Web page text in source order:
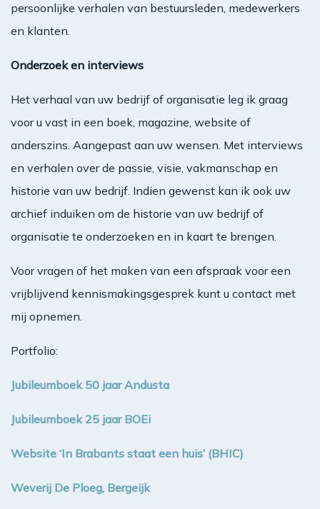
persoonlijke verhalen van bestuursleden, medewerkers
en klanten.
Onderzoek en interviews
Het verhaal van uw bedrijf of organisatie leg ik graag
voor u vast in een boek, magazine, website of
anderszins. Aangepast aan uw wensen. Met interviews
en verhalen over de passie, visie, vakmanschap en
historie van uw bedrijf. Indien gewenst kan ik ook uw
archief induiken om de historie van uw bedrijf of
organisatie te onderzoeken en in kaart te brengen.
Voor vragen of het maken van een afspraak voor een
vrijblijvend kennismakingsgesprek kunt u contact met
mij opnemen.
Portfolio:
Jubileumboek 50 jaar Andusta
Jubileumboek 25 jaar BOEi
Website ‘In Brabants staat een huis’ (BHIC)
Weverij De Ploeg, Bergeijk